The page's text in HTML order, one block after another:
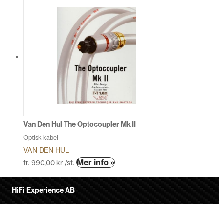
produkten
har
flera
varianter.
De
olika
produktsidan
Van Den Hul The Optocoupler Mk II
Optisk kabel
VAN DEN HUL
fr. 990,00 kr /st. Mer info »Den
HiFi Experience AB